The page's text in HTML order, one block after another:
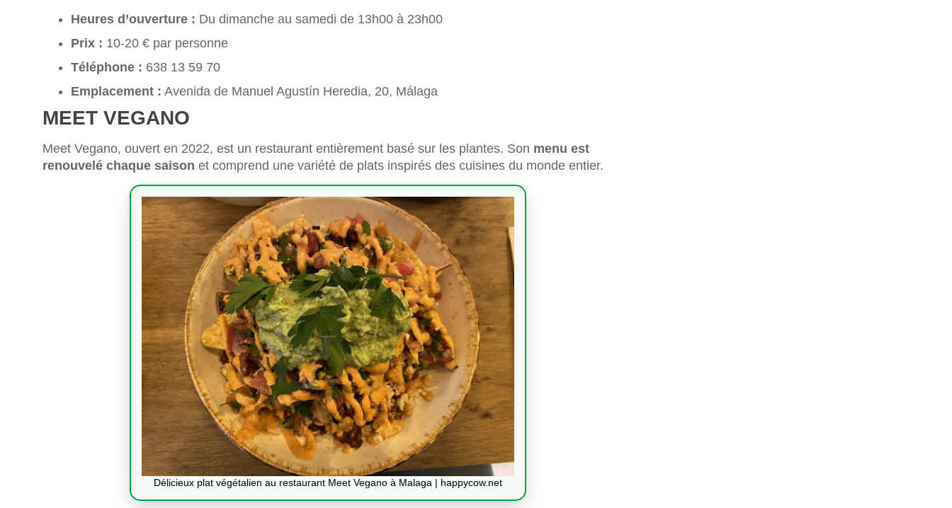
Heures d’ouverture : Du dimanche au samedi de 13h00 à 23h00
Prix : 10-20 € par personne
Téléphone : 638 13 59 70
Emplacement : Avenida de Manuel Agustín Heredia, 20, Málaga
MEET VEGANO
Meet Vegano, ouvert en 2022, est un restaurant entièrement basé sur les plantes. Son menu est
renouvelé chaque saison et comprend une variété de plats inspirés des cuisines du monde entier.
Délicieux plat végétalien au restaurant Meet Vegano à Malaga | happycow.net